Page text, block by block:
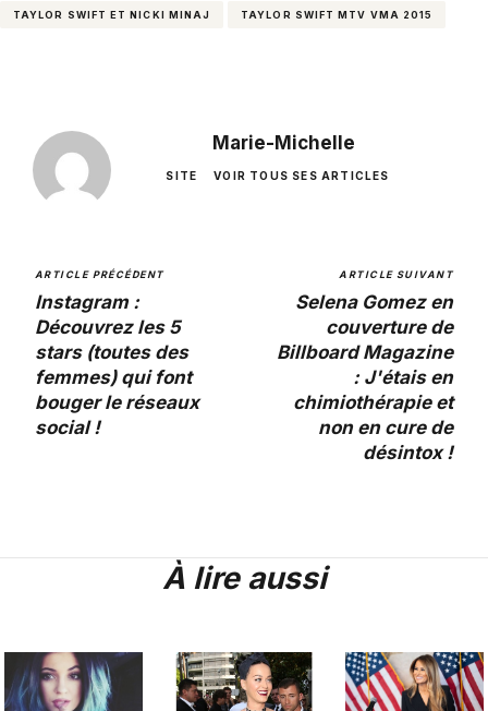
TAYLOR SWIFT ET NICKI MINAJ TAYLOR SWIFT MTV VMA 2015
Marie-Michelle
SITE VOIR TOUS SES ARTICLES
ARTICLE PRÉCÉDENT
Instagram :
Découvrez les 5
stars (toutes des
femmes) qui font
bouger le réseaux
social !
ARTICLE SUIVANT
Selena Gomez en
couverture de
Billboard Magazine
: J'étais en
chimiothérapie et
non en cure de
désintox !
À lire aussi